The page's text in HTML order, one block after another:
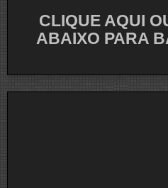
CLIQUE AQUI
ABAIXO PARA